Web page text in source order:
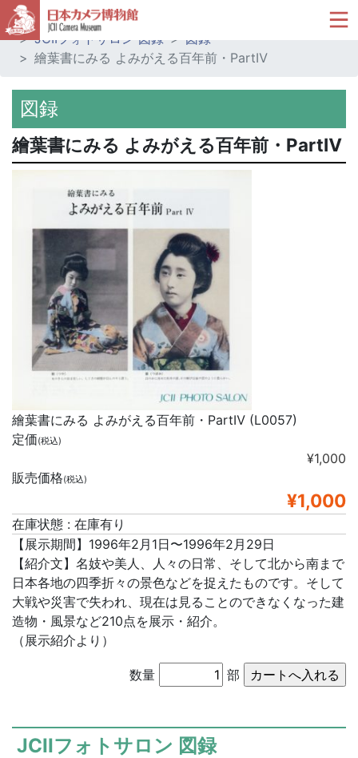
ホーム
ミュージアムショップ
JCIIフォトサロン 図録
図録
繪葉書にみる よみがえる百年前・PartⅣ
図録
繪葉書にみる よみがえる百年前・PartⅣ
繪葉書にみる よみがえる百年前・PartⅣ (L0057)
定価(税込)
¥1,000
販売価格(税込)
¥1,000
在庫状態 : 在庫有り
【展示期間】1996年2月1日〜1996年2月29日
【紹介文】名妓や美人、人々の日常、そして北から南まで
日本各地の四季折々の景色などを捉えたものです。そして
大戦や災害で失われ、現在は見ることのできなくなった建
造物・風景など210点を展示・紹介。
（展示紹介より）
数量 部
JCIIフォトサロン 図録